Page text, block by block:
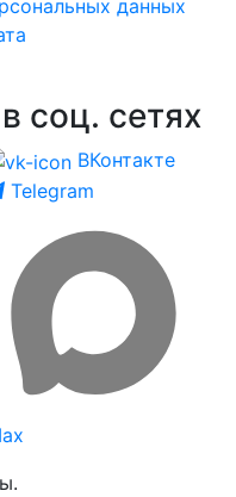
данных
соц. сетях
ВКонтакте
Telegram